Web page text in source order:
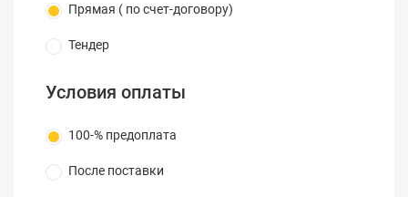
Прямая ( по счет-договору)
Тендер
Условия оплаты
100-% предоплата
После поставки